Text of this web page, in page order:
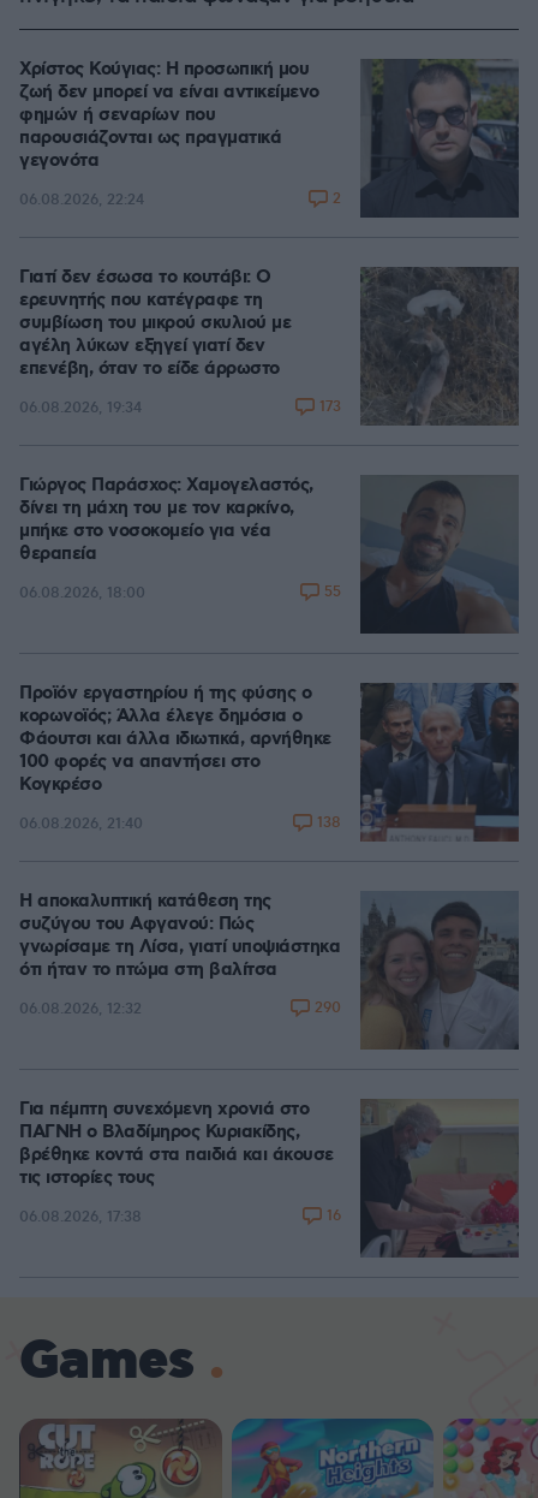
Χρίστος Κούγιας: Η προσωπική μου
ζωή δεν μπορεί να είναι αντικείμενο
φημών ή σεναρίων που
παρουσιάζονται ως πραγματικά
γεγονότα
06.08.2026, 22:24 2
Γιατί δεν έσωσα το κουτάβι: Ο
ερευνητής που κατέγραφε τη
συμβίωση του μικρού σκυλιού με
αγέλη λύκων εξηγεί γιατί δεν
επενέβη, όταν το είδε άρρωστο
06.08.2026, 19:34 173
Γιώργος Παράσχος: Χαμογελαστός,
δίνει τη μάχη του με τον καρκίνο,
μπήκε στο νοσοκομείο για νέα
θεραπεία
06.08.2026, 18:00 55
Προϊόν εργαστηρίου ή της φύσης ο
κορωνοϊός; Άλλα έλεγε δημόσια ο
Φάουτσι και άλλα ιδιωτικά, αρνήθηκε
100 φορές να απαντήσει στο
Κογκρέσο
06.08.2026, 21:40 138
Η αποκαλυπτική κατάθεση της
συζύγου του Αφγανού: Πώς
γνωρίσαμε τη Λίσα, γιατί υποψιάστηκα
ότι ήταν το πτώμα στη βαλίτσα
06.08.2026, 12:32 290
Για πέμπτη συνεχόμενη χρονιά στο
ΠΑΓΝΗ ο Βλαδίμηρος Κυριακίδης,
βρέθηκε κοντά στα παιδιά και άκουσε
τις ιστορίες τους
06.08.2026, 17:38 16
Games